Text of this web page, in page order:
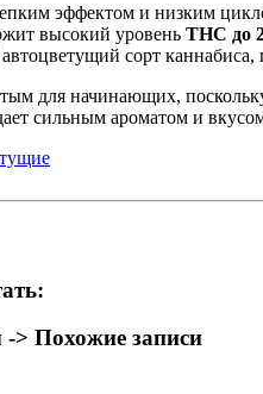
эффектом и низким
высокий уровень THC до
автоцветущий сорт
для начинающих,
сильным ароматом и
> Похожие записи